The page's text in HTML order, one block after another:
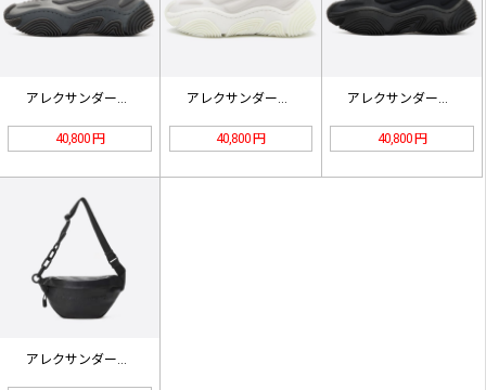
アレクサンダー・ワンVORTEXライ…
40,800 円
アレクサンダー・ワンVORTEXライ…
40,800 円
アレクサンダー・ワンVORTEXライ…
40,800 円